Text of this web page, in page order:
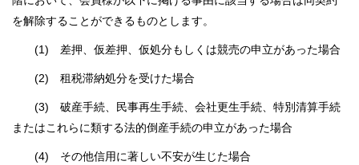
を解除することができるものとします。
(1) 差押、仮差押、仮処分もしくは競売の申立があった場合
(2) 租税滞納処分を受けた場合
(3) 破産手続、民事再生手続、会社更生手続、特別清算手続
またはこれらに類する法的倒産手続の申立があった場合
(4) その他信用に著しい不安が生じた場合